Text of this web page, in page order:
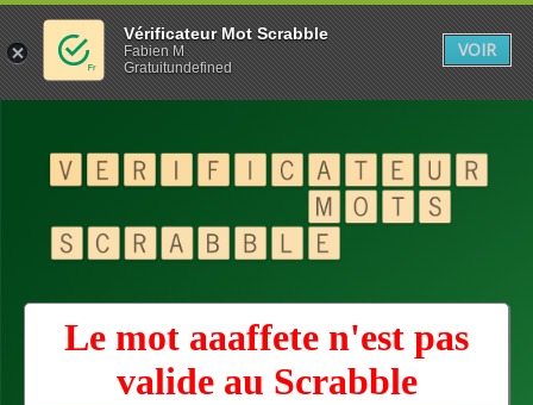
Le mot aaaffete n'est pas
valide au Scrabble
Vérificateur Mot Scrabble
Fabien M
Gratuitundefined
VOIR